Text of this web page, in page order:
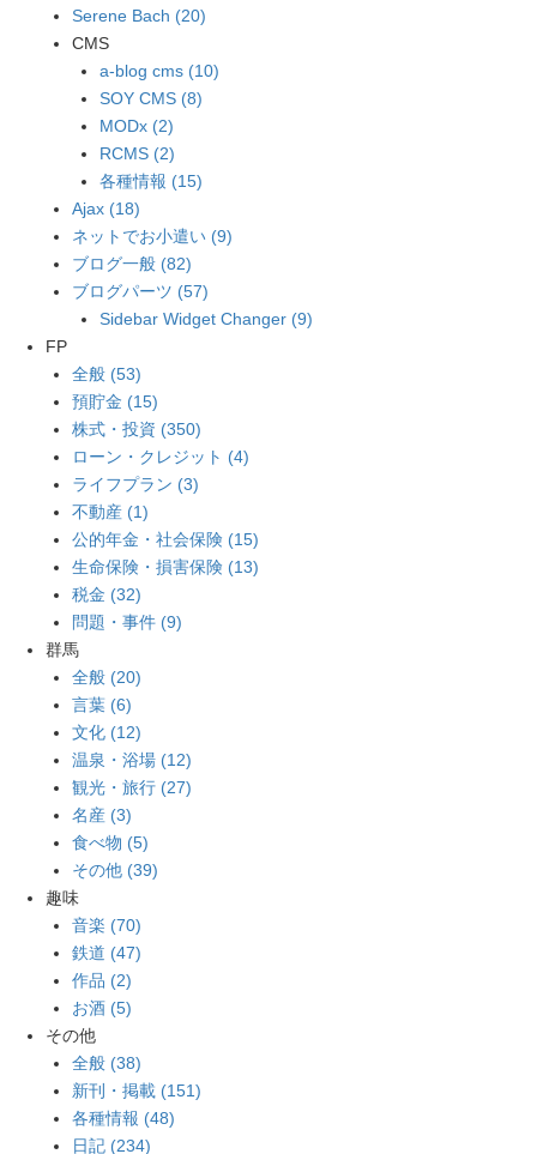
Serene Bach (20)
CMS
a-blog cms (10)
SOY CMS (8)
MODx (2)
RCMS (2)
各種情報 (15)
Ajax (18)
ネットでお小遣い (9)
ブログ一般 (82)
ブログパーツ (57)
Sidebar Widget Changer (9)
FP
全般 (53)
預貯金 (15)
株式・投資 (350)
ローン・クレジット (4)
ライフプラン (3)
不動産 (1)
公的年金・社会保険 (15)
生命保険・損害保険 (13)
税金 (32)
問題・事件 (9)
群馬
全般 (20)
言葉 (6)
文化 (12)
温泉・浴場 (12)
観光・旅行 (27)
名産 (3)
食べ物 (5)
その他 (39)
趣味
音楽 (70)
鉄道 (47)
作品 (2)
お酒 (5)
その他
全般 (38)
新刊・掲載 (151)
各種情報 (48)
日記 (234)